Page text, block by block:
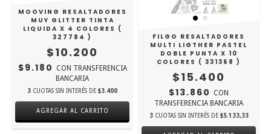
MOOVING RESALTADORES
MUY GLITTER TINTA
LIQUIDA X 4 COLORES (
327784 )
$10.200
$9.180 CON TRANSFERENCIA
BANCARIA
3 CUOTAS SIN INTERÉS DE $3.400
FILGO RESALTADORES
MULTI LIGTHER PASTEL
DOBLE PUNTA X 10
COLORES ( 331368 )
$15.400
$13.860 CON
TRANSFERENCIA BANCARIA
3 CUOTAS SIN INTERÉS DE $5.133,33